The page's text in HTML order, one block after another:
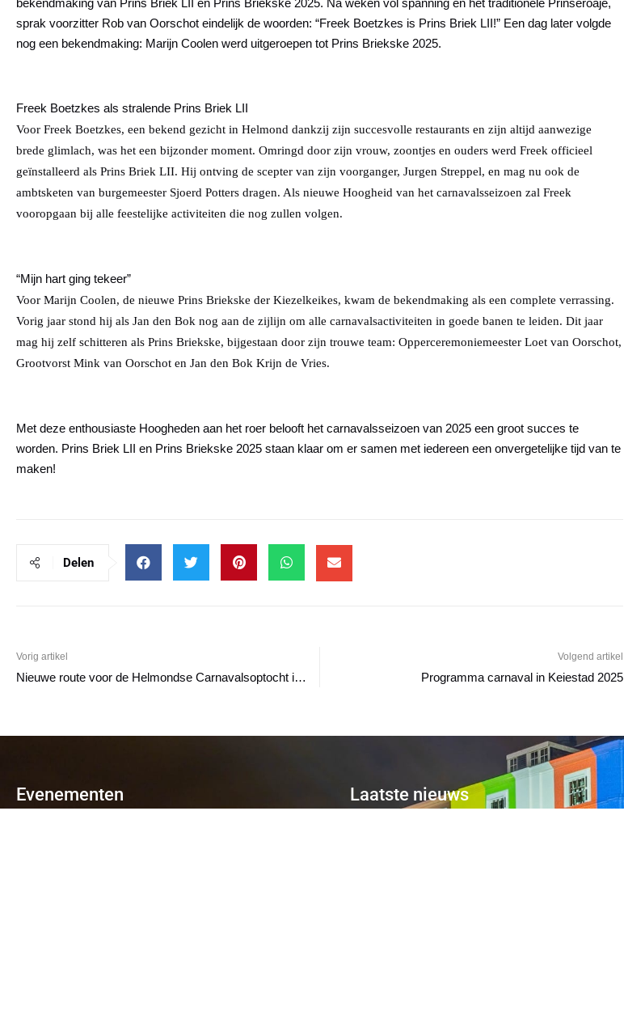
sprak voorzitter Rob van Oorschot eindelijk de woorden: “Freek Boetzkes is Prins Briek LII!” Een dag later volgde
nog een bekendmaking: Marijn Coolen werd uitgeroepen tot Prins Briekske 2025.
Freek Boetzkes als stralende Prins Briek LII
Voor Freek Boetzkes, een bekend gezicht in Helmond dankzij zijn succesvolle restaurants en zijn altijd aanwezige
brede glimlach, was het een bijzonder moment. Omringd door zijn vrouw, zoontjes en ouders werd Freek officieel
geïnstalleerd als Prins Briek LII. Hij ontving de scepter van zijn voorganger, Jurgen Streppel, en mag nu ook de
ambtsketen van burgemeester Sjoerd Potters dragen. Als nieuwe Hoogheid van het carnavalsseizoen zal Freek
vooropgaan bij alle feestelijke activiteiten die nog zullen volgen.
“Mijn hart ging tekeer”
Voor Marijn Coolen, de nieuwe Prins Briekske der Kiezelkeikes, kwam de bekendmaking als een complete verrassing.
Vorig jaar stond hij als Jan den Bok nog aan de zijlijn om alle carnavalsactiviteiten in goede banen te leiden. Dit jaar
mag hij zelf schitteren als Prins Briekske, bijgestaan door zijn trouwe team: Opperceremoniemeester Loet van Oorschot,
Grootvorst Mink van Oorschot en Jan den Bok Krijn de Vries.
Met deze enthousiaste Hoogheden aan het roer belooft het carnavalsseizoen van 2025 een groot succes te
worden. Prins Briek LII en Prins Briekske 2025 staan klaar om er samen met iedereen een onvergetelijke tijd van te
maken!
Delen
Vorig artikel
Nieuwe route voor de Helmondse Carnavalsoptocht in 2025
Volgend artikel
Programma carnaval in Keiestad 2025
Evenementen Laatste nieuws